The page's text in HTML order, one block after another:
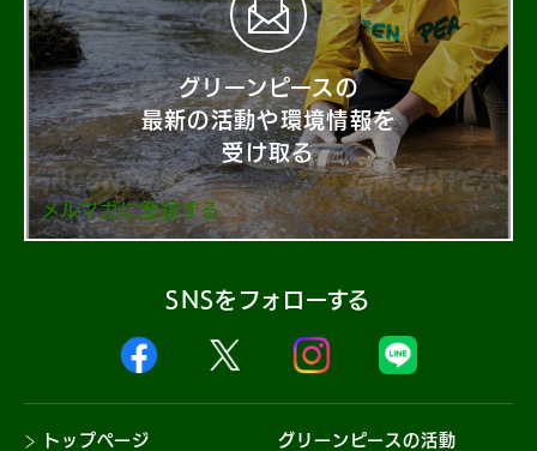
グリーンピースの
最新の活動や環境情報を
受け取る
メルマガに登録する
SNSをフォローする
トップページ グリーンピースの活動